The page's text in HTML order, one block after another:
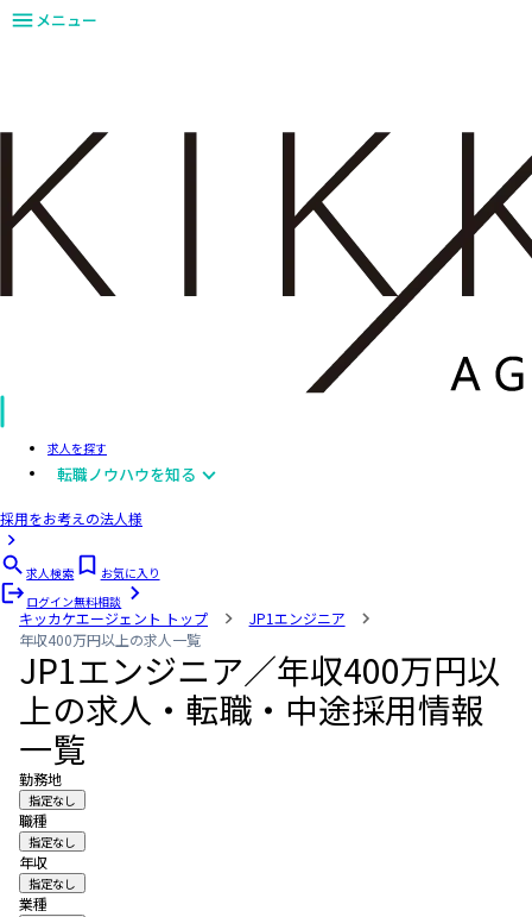
メニュー
求人を探す
転職ノウハウを知る
採用をお考えの法人様
求人検索
お気に入り
ログイン無料相談
キッカケエージェント トップ
JP1エンジニア
年収400万円以上の求人一覧
JP1エンジニア／年収400万円以
上の求人・転職・中途採用情報
一覧
勤務地
指定なし
職種
指定なし
年収
指定なし
業種